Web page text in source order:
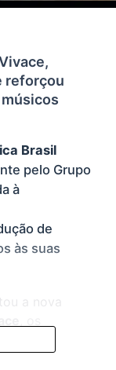
reforçou
Brasil
pelo Grupo
à
de
às suas
a nova
baixos da
D One